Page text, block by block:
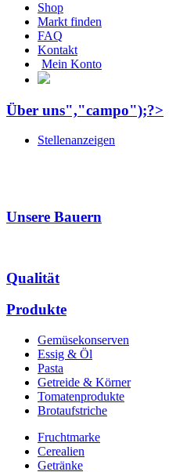
Shop
Markt finden
FAQ
Kontakt
Mein Konto
Über uns","campo");?>
Stellenanzeigen
Unsere Bauern
Qualität
Produkte
Gemüsekonserven
Essig & Öl
Pasta
Getreide & Körner
Tomatenprodukte
Brotaufstriche
Fruchtmarke
Cerealien
Getränke